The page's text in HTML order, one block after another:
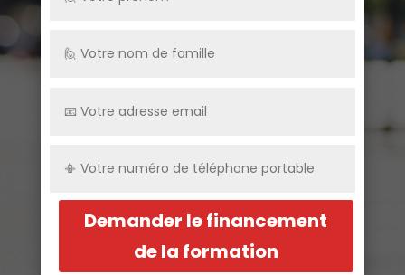
Demander le financement
de la formation